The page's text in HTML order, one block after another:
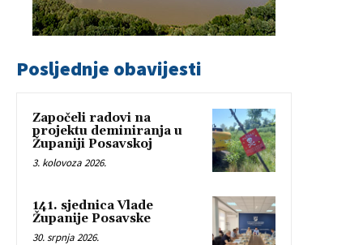
Posljednje obavijesti
Započeli radovi na
projektu deminiranja u
Županiji Posavskoj
3. kolovoza 2026.
141. sjednica Vlade
Županije Posavske
30. srpnja 2026.